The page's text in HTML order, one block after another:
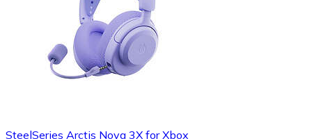
SteelSeries Arctis Nova 3X for Xbox